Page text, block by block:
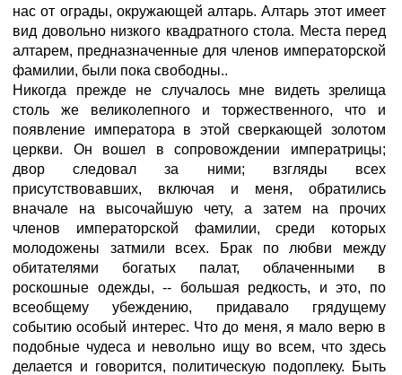
нас от ограды, окружающей алтарь. Алтарь этот имеет
вид довольно низкого квадратного стола. Места перед
алтарем, предназначенные для членов императорской
фамилии, были пока свободны..
Никогда прежде не случалось мне видеть зрелища
столь же великолепного и торжественного, что и
появление императора в этой сверкающей золотом
церкви. Он вошел в сопровождении императрицы;
двор следовал за ними; взгляды всех
присутствовавших, включая и меня, обратились
вначале на высочайшую чету, а затем на прочих
членов императорской фамилии, среди которых
молодожены затмили всех. Брак по любви между
обитателями богатых палат, облаченными в
роскошные одежды, -- большая редкость, и это, по
всеобщему убеждению, придавало грядущему
событию особый интерес. Что до меня, я мало верю в
подобные чудеса и невольно ищу во всем, что здесь
делается и говорится, политическую подоплеку. Быть